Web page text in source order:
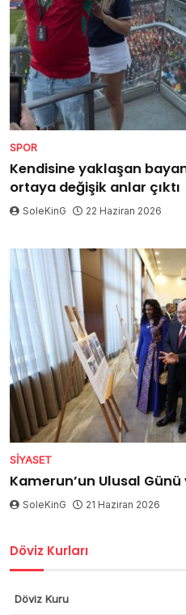
SPOR
Kendisine yaklaşan
ortaya değişik anlar çıktı
SoleKinG 22 Haziran 2026
SIYASET
Kamerun’un Ulusal
SoleKinG 21 Haziran 2026
Döviz Kurları
Döviz Kuru